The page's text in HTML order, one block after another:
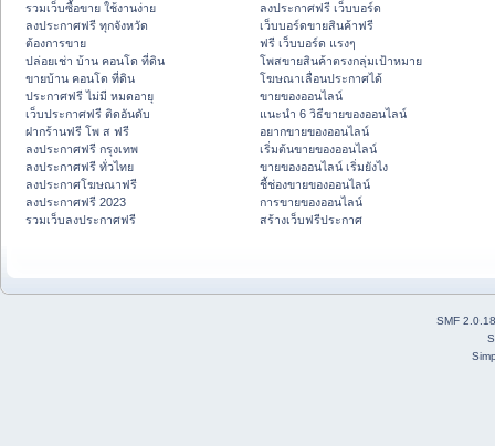
รวมเว็บซื้อขาย ใช้งานง่าย
ลงประกาศฟรี ทุกจังหวัด
ต้องการขาย
ปล่อยเช่า บ้าน คอนโด ที่ดิน
ขายบ้าน คอนโด ที่ดิน
ประกาศฟรี ไม่มี หมดอายุ
เว็บประกาศฟรี ติดอันดับ
ฝากร้านฟรี โพ ส ฟรี
ลงประกาศฟรี กรุงเทพ
ลงประกาศฟรี ทั่วไทย
ลงประกาศโฆษณาฟรี
ลงประกาศฟรี 2023
รวมเว็บลงประกาศฟรี
ลงประกาศฟรี เว็บบอร์ด
เว็บบอร์ดขายสินค้าฟรี
ฟรี เว็บบอร์ด แรงๆ
โพสขายสินค้าตรงกลุ่มเป้าหมาย
โฆษณาเลื่อนประกาศได้
ขายของออนไลน์
แนะนำ 6 วิธีขายของออนไลน์
อยากขายของออนไลน์
เริ่มต้นขายของออนไลน์
ขายของออนไลน์ เริ่มยังไง
ชี้ช่องขายของออนไลน์
การขายของออนไลน์
สร้างเว็บฟรีประกาศ
SMF 2.0.18